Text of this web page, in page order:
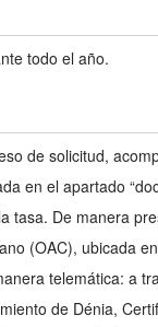
todo el año.
de solicitud,
en el apartado
tasa. De manera
(OAC), ubicada
telemática: a
de Dénia,